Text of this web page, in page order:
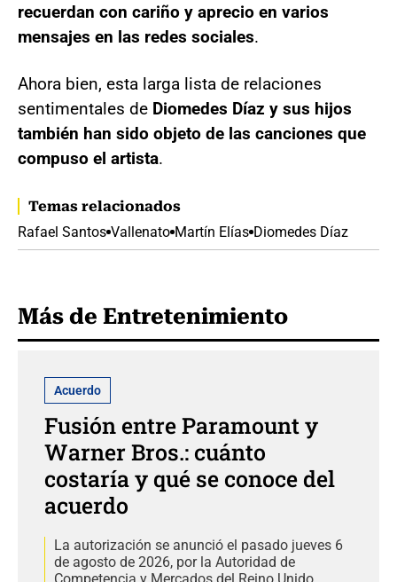
recuerdan con cariño y aprecio en varios
mensajes en las redes sociales.
Ahora bien, esta larga lista de relaciones
sentimentales de Diomedes Díaz y sus hijos
también han sido objeto de las canciones que
compuso el artista.
Temas relacionados
Rafael Santos Vallenato Martín Elías Diomedes Díaz
Más de Entretenimiento
Acuerdo
Fusión entre Paramount y
Warner Bros.: cuánto
costaría y qué se conoce del
acuerdo
La autorización se anunció el pasado jueves 6
de agosto de 2026, por la Autoridad de